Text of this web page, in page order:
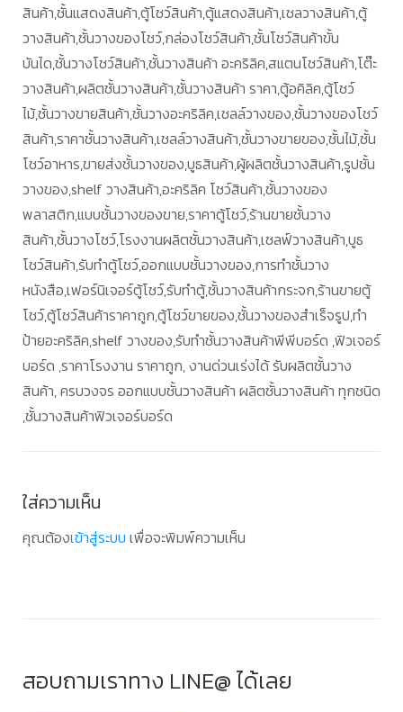
สินค้า,ชั้นแสดงสินค้า,ตู้โชว์สินค้า,ตู้แสดงสินค้า,เชลวางสินค้า,ตู้
วางสินค้า,ชั้นวางของโชว์,กล่องโชว์สินค้า,ชั้นโชว์สินค้าขั้น
บันได,ชั้นวางโชว์สินค้า,ชั้นวางสินค้า อะคริลิค,สแตนโชว์สินค้า,โต๊ะ
วางสินค้า,ผลิตชั้นวางสินค้า,ชั้นวางสินค้า ราคา,ตู้อคิลิค,ตู้โชว์
ไม้,ชั้นวางขายสินค้า,ชั้นวางอะคริลิค,เชลล์วางของ,ชั้นวางของโชว์
สินค้า,ราคาชั้นวางสินค้า,เชลล์วางสินค้า,ชั้นวางขายของ,ชั้นไม้,ชั้น
โชว์อาหาร,ขายส่งชั้นวางของ,บูธสินค้า,ผู้ผลิตชั้นวางสินค้า,รูปชั้น
วางของ,shelf วางสินค้า,อะคริลิค โชว์สินค้า,ชั้นวางของ
พลาสติก,แบบชั้นวางของขาย,ราคาตู้โชว์,ร้านขายชั้นวาง
สินค้า,ชั้นวางโชว์,โรงงานผลิตชั้นวางสินค้า,เชลฟ์วางสินค้า,บูธ
โชว์สินค้า,รับทำตู้โชว์,ออกแบบชั้นวางของ,การทำชั้นวาง
หนังสือ,เฟอร์นิเจอร์ตู้โชว์,รับทำตู้,ชั้นวางสินค้ากระจก,ร้านขายตู้
โชว์,ตู้โชว์สินค้าราคาถูก,ตู้โชว์ขายของ,ชั้นวางของสำเร็จรูป,ทำ
ป้ายอะคริลิค,shelf วางของ,รับทำชั้นวางสินค้าพีพีบอร์ด ,ฟิวเจอร์
บอร์ด ,ราคาโรงงาน ราคาถูก, งานด่วนเร่งได้ รับผลิตชั้นวาง
สินค้า, ครบวงจร ออกแบบชั้นวางสินค้า ผลิตชั้นวางสินค้า ทุกชนิด
,ชั้นวางสินค้าฟิวเจอร์บอร์ด
ใส่ความเห็น
คุณต้องเข้าสู่ระบบ เพื่อจะพิมพ์ความเห็น
สอบถามเราทาง LINE@ ได้เลย